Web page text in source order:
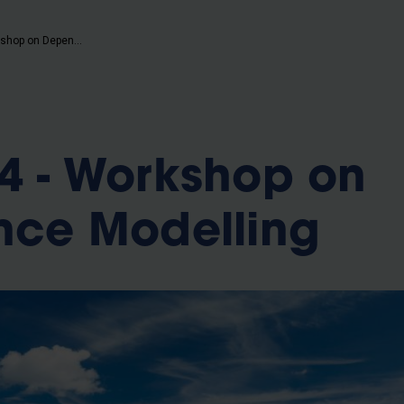
- Workshop on
Modelling